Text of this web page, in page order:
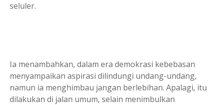
seluler.
Ia menambahkan, dalam era demokrasi kebebasan
menyampaikan aspirasi dilindungi undang-undang,
namun ia menghimbau jangan berlebihan. Apalagi, itu
dilakukan di jalan umum, selain menimbulkan